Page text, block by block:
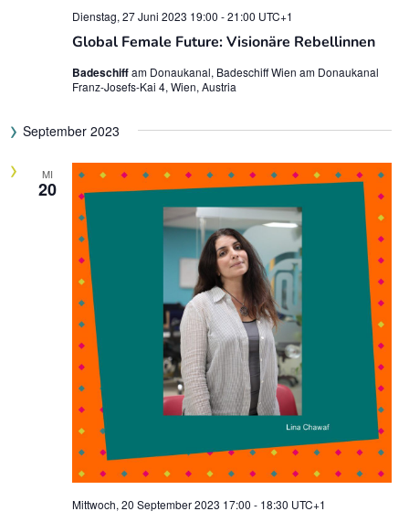
Global Female Future: Visionäre Rebellinnen
Dienstag, 27 Juni 2023 19:00 -21:00 UTC+1
Badeschiffam Donaukanal, Badeschiff Wien am Donaukanal
Franz-Josefs-Kai 4, Wien, Austria
September 2023
MI
20
Mittwoch, 20 September 2023 17:00 - 18:30 UTC+1